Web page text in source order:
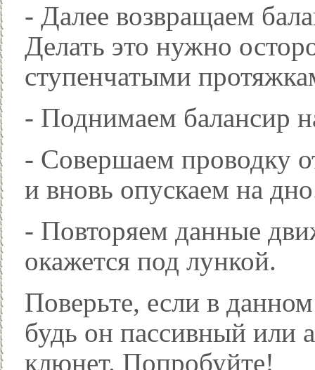
- Далее возвращаем
Делать это нужно
ступенчатыми
- Поднимаем балансир
- Совершаем проводку
и вновь опускаем на
- Повторяем данные
окажется под лункой.
Поверьте, если в
будь он пассивный или
клюнет. Попробуйте!